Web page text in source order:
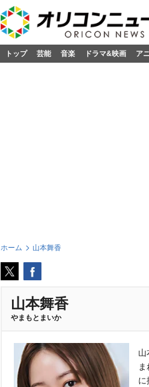
トップ 芸能 音楽 ドラマ&映画 ア
ホーム 山本舞香
山本舞香
まもとまいか
山
に